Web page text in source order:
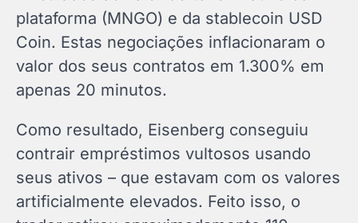
plataforma (MNGO) e da stablecoin USD
Coin. Estas negociações inflacionaram o
valor dos seus contratos em 1.300% em
apenas 20 minutos.
Como resultado, Eisenberg conseguiu
contrair empréstimos vultosos usando
seus ativos – que estavam com os valores
artificialmente elevados. Feito isso, o